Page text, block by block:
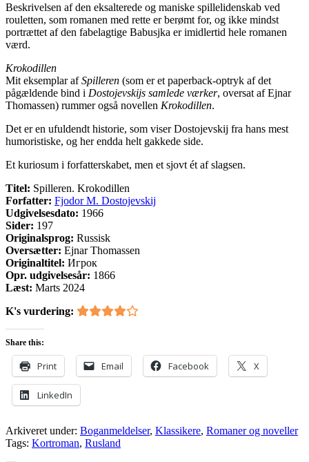
Beskrivelsen af den eksalterede og maniske spillelidenskab ved
rouletten, som romanen med rette er berømt for, og ikke mindst
portrættet af den fabelagtige Babusjka er imidlertid hele romanen
værd.
Krokodillen
Mit eksemplar afSpilleren (som er et paperback-optryk af det
pågældende bind i Dostojevskijs samlede værker, oversat af Ejnar
Thomassen) rummer også novellen Krokodillen.
Det er en ufuldendt historie, som viser Dostojevskij fra hans mest
humoristiske, og her endda helt gakkede side.
Et kuriosum i forfatterskabet, men et sjovt ét af slagsen.
Titel: Spilleren. Krokodillen
Forfatter: Fjodor M. Dostojevskij
Udgivelsesdato: 1966
Sider: 197
Originalsprog: Russisk
Oversætter: Ejnar Thomassen
Originaltitel: Игрок
Opr. udgivelsesår: 1866
Læst: Marts 2024
K's vurdering:
Share this:
Print Email Facebook X
LinkedIn
Arkiveret under: Boganmeldelser, Klassikere, Romaner og noveller
Tags: Kortroman, Rusland